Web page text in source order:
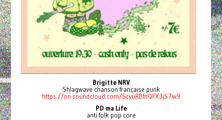
Brigitte NRV
Shlagwave chanson française punk
https://on.soundcloud.com/ScyuRBfnQFX3jS7w9
PD ma Life
anti folk pop core